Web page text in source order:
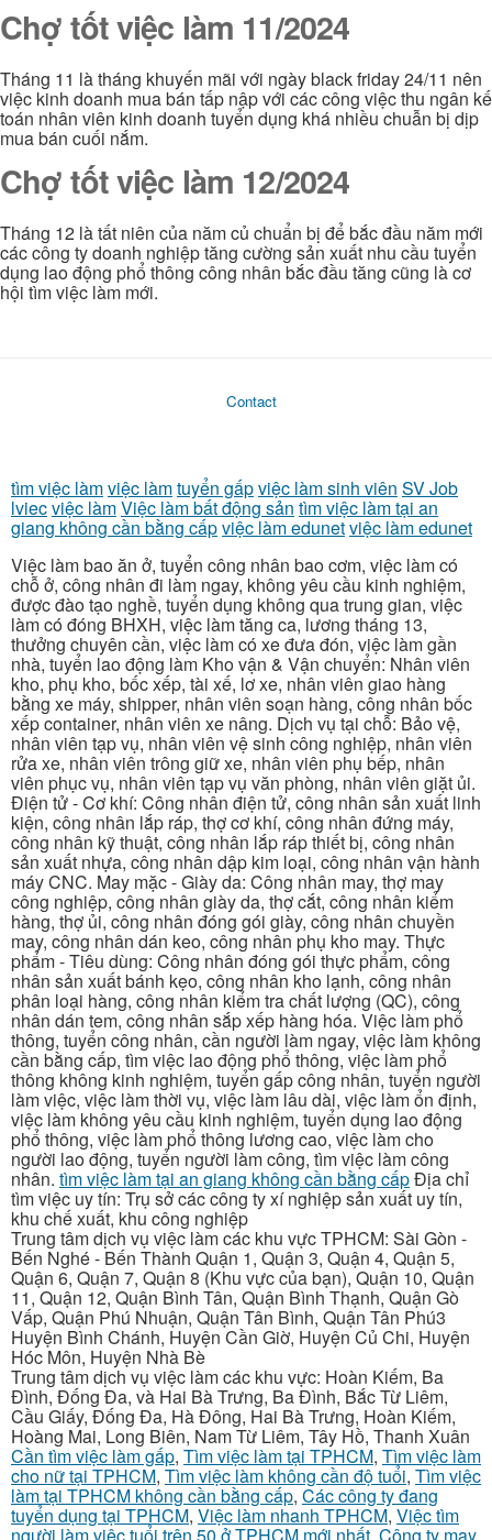
Chợ tốt việc làm 11/2024
Tháng 11 là tháng khuyến mãi với ngày black friday 24/11 nên
việc kinh doanh mua bán tấp nập với các công việc thu ngân kế
toán nhân viên kinh doanh tuyển dụng khá nhiều chuẫn bị dịp
mua bán cuối nắm.
Chợ tốt việc làm 12/2024
Tháng 12 là tất niên của năm củ chuẩn bị để bắc đầu năm mới
các công ty doanh nghiệp tăng cường sản xuất nhu cầu tuyển
dụng lao động phổ thông công nhân bắc đầu tăng cũng là cơ
hội tìm việc làm mới.
Contact
tìm việc làmviệc làmtuyển gấpviệc làm sinh viên SV Job
lviecviệc làmViệc làm bất động sản tìm việc làm tại an
giang không cần bằng cấpviệc làm edunetviệc làm edunet
Việc làm bao ăn ở, tuyển công nhân bao cơm, việc làm có
chỗ ở, công nhân đi làm ngay, không yêu cầu kinh nghiệm,
được đào tạo nghề, tuyển dụng không qua trung gian, việc
làm có đóng BHXH, việc làm tăng ca, lương tháng 13,
thưởng chuyên cần, việc làm có xe đưa đón, việc làm gần
nhà, tuyển lao động làm Kho vận & Vận chuyển: Nhân viên
kho, phụ kho, bốc xếp, tài xế, lơ xe, nhân viên giao hàng
bằng xe máy, shipper, nhân viên soạn hàng, công nhân bốc
xếp container, nhân viên xe nâng. Dịch vụ tại chỗ: Bảo vệ,
nhân viên tạp vụ, nhân viên vệ sinh công nghiệp, nhân viên
rửa xe, nhân viên trông giữ xe, nhân viên phụ bếp, nhân
viên phục vụ, nhân viên tạp vụ văn phòng, nhân viên giặt ủi.
Điện tử - Cơ khí: Công nhân điện tử, công nhân sản xuất linh
kiện, công nhân lắp ráp, thợ cơ khí, công nhân đứng máy,
công nhân kỹ thuật, công nhân lắp ráp thiết bị, công nhân
sản xuất nhựa, công nhân dập kim loại, công nhân vận hành
máy CNC. May mặc - Giày da: Công nhân may, thợ may
công nghiệp, công nhân giày da, thợ cắt, công nhân kiểm
hàng, thợ ủi, công nhân đóng gói giày, công nhân chuyền
may, công nhân dán keo, công nhân phụ kho may. Thực
phẩm - Tiêu dùng: Công nhân đóng gói thực phẩm, công
nhân sản xuất bánh kẹo, công nhân kho lạnh, công nhân
phân loại hàng, công nhân kiểm tra chất lượng (QC), công
nhân dán tem, công nhân sắp xếp hàng hóa. Việc làm phổ
thông, tuyển công nhân, cần người làm ngay, việc làm không
cần bằng cấp, tìm việc lao động phổ thông, việc làm phổ
thông không kinh nghiệm, tuyển gấp công nhân, tuyển người
làm việc, việc làm thời vụ, việc làm lâu dài, việc làm ổn định,
việc làm không yêu cầu kinh nghiệm, tuyển dụng lao động
phổ thông, việc làm phổ thông lương cao, việc làm cho
người lao động, tuyển người làm công, tìm việc làm công
nhân. tìm việc làm tại an giang không cần bằng cấpĐịa chỉ
tìm việc uy tín: Trụ sở các công ty xí nghiệp sản xuất uy tín,
khu chế xuất, khu công nghiệp
Trung tâm dịch vụ việc làm các khu vực TPHCM: Sài Gòn -
Bến Nghé - Bến Thành Quận 1, Quận 3, Quận 4, Quận 5,
Quận 6, Quận 7, Quận 8 (Khu vực của bạn), Quận 10, Quận
11, Quận 12, Quận Bình Tân, Quận Bình Thạnh, Quận Gò
Vấp, Quận Phú Nhuận, Quận Tân Bình, Quận Tân Phú3
Huyện Bình Chánh, Huyện Cần Giờ, Huyện Củ Chi, Huyện
Hóc Môn, Huyện Nhà Bè
Trung tâm dịch vụ việc làm các khu vực: Hoàn Kiếm, Ba
Đình, Đống Đa, và Hai Bà Trưng, Ba Đình, Bắc Từ Liêm,
Cầu Giấy, Đống Đa, Hà Đông, Hai Bà Trưng, Hoàn Kiếm,
Hoàng Mai, Long Biên, Nam Từ Liêm, Tây Hồ, Thanh Xuân
Cần tìm việc làm gấp, Tìm việc làm tại TPHCM, Tìm việc làm
cho nữ tại TPHCM, Tìm việc làm không cần độ tuổi, Tìm việc
làm tại TPHCM không cần bằng cấp, Các công ty đang
tuyển dụng tại TPHCM, Việc làm nhanh TPHCM, Việc tìm
người làm việc tuổi trên 50 ở TPHCM mới nhất, Công ty may